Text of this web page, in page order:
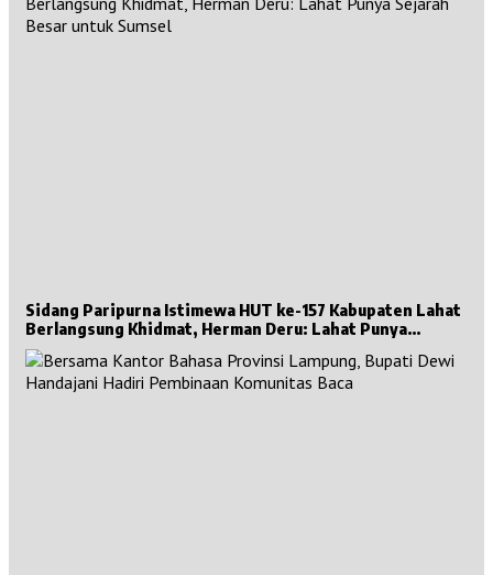
Sidang Paripurna Istimewa HUT ke-157 Kabupaten Lahat
Berlangsung Khidmat, Herman Deru: Lahat Punya
Sejarah Besar untuk Sumsel